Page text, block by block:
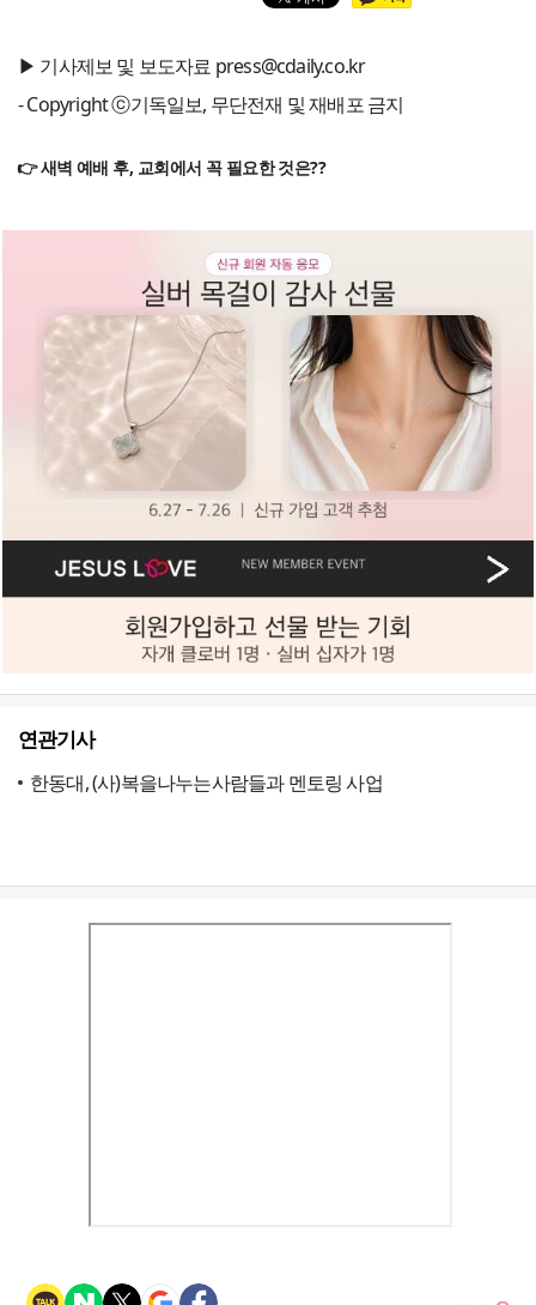
▶ 기사제보 및 보도자료 press@cdaily.co.kr
- Copyright ⓒ기독일보, 무단전재 및 재배포 금지
👉 새벽 예배 후, 교회에서 꼭 필요한 것은??
연관기사
한동대, (사)복을나누는사람들과 멘토링 사업